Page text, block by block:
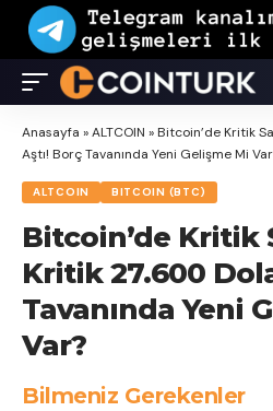
Anasayfa »ALTCOIN »Bitcoin’de Kritik
Aştı! Borç Tavanında Yeni Gelişme Mi
ALTCOIN BITCOIN (BTC)
Bitcoin’de Kritik
Kritik 27.600
Tavanında Yeni
Var?
Bilmeniz Gerekenler